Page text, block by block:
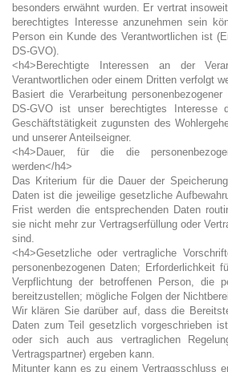
besonders erwähnt wurden. Er vertrat
berechtigtes Interesse anzunehmen sein
Person ein Kunde des Verantwortlichen ist
DS-GVO).
<h4>Berechtigte Interessen an der
Verantwortlichen oder einem Dritten verfolgt
Basiert die Verarbeitung
DS-GVO ist unser berechtigtes Interesse
Geschäftstätigkeit zugunsten des
und unserer Anteilseigner.
<h4>Dauer, für die die
werden</h4>
Das Kriterium für die Dauer der
Daten ist die jeweilige gesetzliche
Frist werden die entsprechenden Daten
sie nicht mehr zur Vertragserfüllung oder
sind.
<h4>Gesetzliche oder vertragliche
personenbezogenen Daten; Erforderlichkeit
Verpflichtung der betroffenen Person, die
bereitzustellen; mögliche Folgen der
Wir klären Sie darüber auf, dass die
Daten zum Teil gesetzlich vorgeschrieben
oder sich auch aus vertraglichen
Vertragspartner) ergeben kann.
Mitunter kann es zu einem Vertragsschluss